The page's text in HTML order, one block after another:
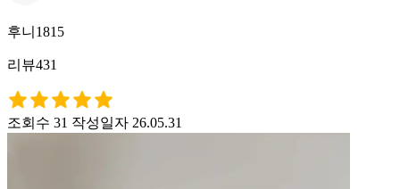
후니1815
리뷰431
조회수 31 작성일자 26.05.31